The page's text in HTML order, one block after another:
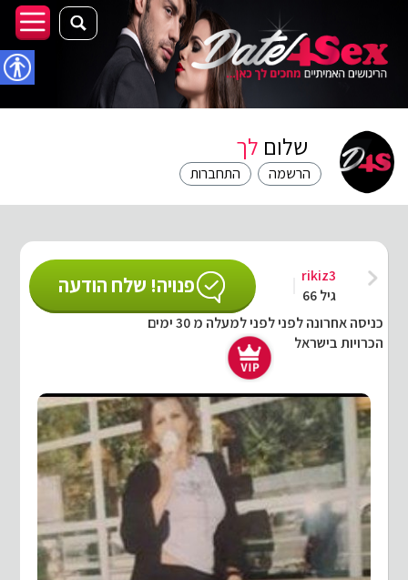
שלום לך
התחברות הרשמה
פנויה! שלח הודעה
rikiz3
גיל 66
כניסה אחרונה לפני לפני למעלה מ 30 ימים
הכרויות בישראל